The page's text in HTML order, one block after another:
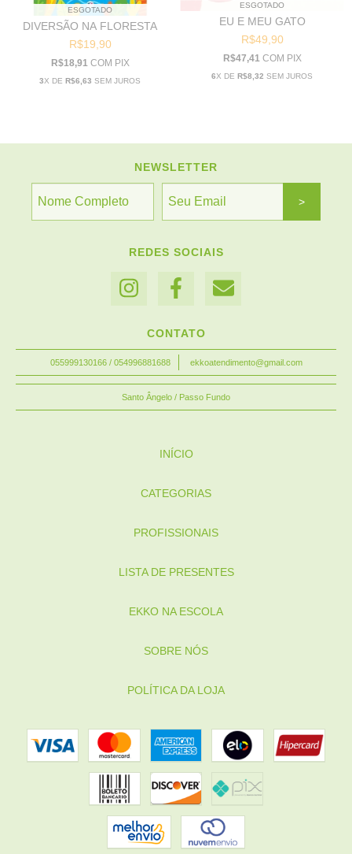
ESGOTADO
DIVERSÃO NA FLORESTA
R$19,90
R$18,91 COM PIX
3X DE R$6,63 SEM JUROS
ESGOTADO
EU E MEU GATO
R$49,90
R$47,41 COM PIX
6X DE R$8,32 SEM JUROS
NEWSLETTER
REDES SOCIAIS
CONTATO
055999130166 / 054996881688 ekkoatendimento@gmail.com
Santo Ângelo / Passo Fundo
INÍCIO
CATEGORIAS
PROFISSIONAIS
LISTA DE PRESENTES
EKKO NA ESCOLA
SOBRE NÓS
POLÍTICA DA LOJA